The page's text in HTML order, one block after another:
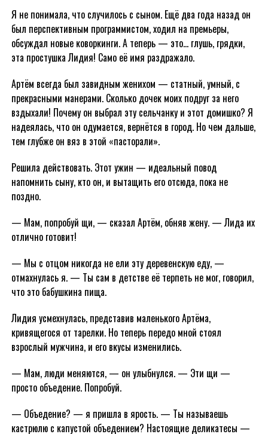
Я не понимала, что случилось с сыном. Ещё два года назад он
был перспективным программистом, ходил на премьеры,
обсуждал новые коворкинги. А теперь — это… глушь, грядки,
эта простушка Лидия! Само её имя раздражало.
Артём всегда был завидным женихом — статный, умный, с
прекрасными манерами. Сколько дочек моих подруг за него
вздыхали! Почему он выбрал эту сельчанку и этот домишко? Я
надеялась, что он одумается, вернётся в город. Но чем дальше,
тем глубже он вяз в этой «пасторали».
Решила действовать. Этот ужин — идеальный повод
напомнить сыну, кто он, и вытащить его отсюда, пока не
поздно.
— Мам, попробуй щи, — сказал Артём, обняв жену. — Лида их
отлично готовит!
— Мы с отцом никогда не ели эту деревенскую еду, —
отмахнулась я. — Ты сам в детстве её терпеть не мог, говорил,
что это бабушкина пища.
Лидия усмехнулась, представив маленького Артёма,
кривящегося от тарелки. Но теперь передо мной стоял
взрослый мужчина, и его вкусы изменились.
— Мам, люди меняются, — он улыбнулся. — Эти щи —
просто объедение. Попробуй.
— Объедение? — я пришла в ярость. — Ты называешь
кастрюлю с капустой объедением? Настоящие деликатесы —